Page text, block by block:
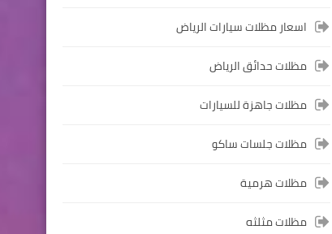
اسعار مظلات سيارات الرياض
مظلات حدائق الرياض
مظلات جاهزة للسيارات
مظلات جلسات ساكو
مظلات هرمية
مظلات مثلثه